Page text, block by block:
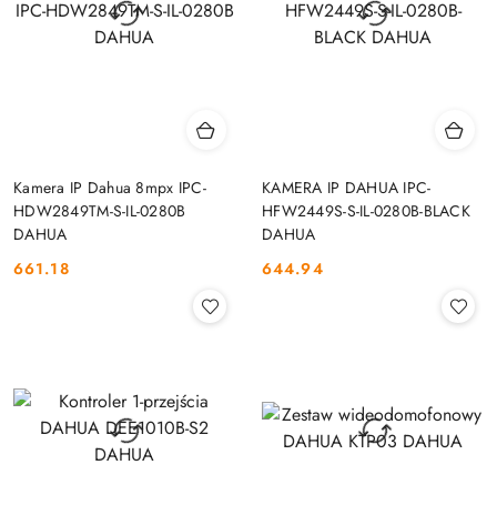
Kamera IP Dahua 8mpx IPC-
HDW2849TM-S-IL-0280B
DAHUA
Cena:
661.18
KAMERA IP DAHUA IPC-
HFW2449S-S-IL-0280B-BLACK
DAHUA
Cena:
644.94